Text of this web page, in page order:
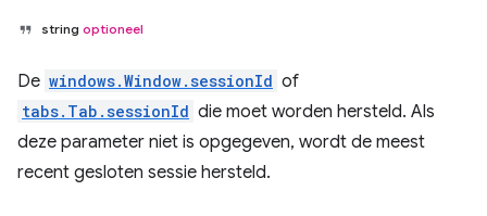
string optioneel
De windows.Window.sessionId of
tabs.Tab.sessionId die moet worden hersteld. Als
deze parameter niet is opgegeven, wordt de meest
recent gesloten sessie hersteld.